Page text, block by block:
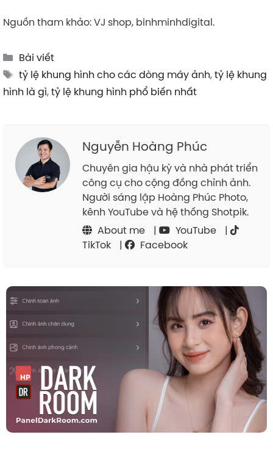
Nguồn tham khảo: VJ shop, binhminhdigital.
Categories
Bài viết
Tags
tỷ lệ khung hình cho các dòng máy ảnh,tỷ lệ khung
hình là gì,tỷ lệ khung hình phổ biến nhất
Nguyễn Hoàng Phúc
Chuyên gia hậu kỳ và nhà phát triển
công cụ cho cộng đồng chỉnh ảnh.
Người sáng lập Hoàng Phúc Photo,
kênh YouTube và hệ thống Shotpik.
About me
| YouTube
|
TikTok
| Facebook